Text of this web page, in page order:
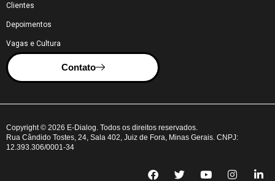
Clientes
Depoimentos
Vagas e Cultura
Contato
Copyright © 2026 E-Dialog. Todos os direitos reservados.
Rua Cândido Tostes, 24, Sala 402, Juiz de Fora, Minas Gerais. CNPJ:
12.393.306/0001-34